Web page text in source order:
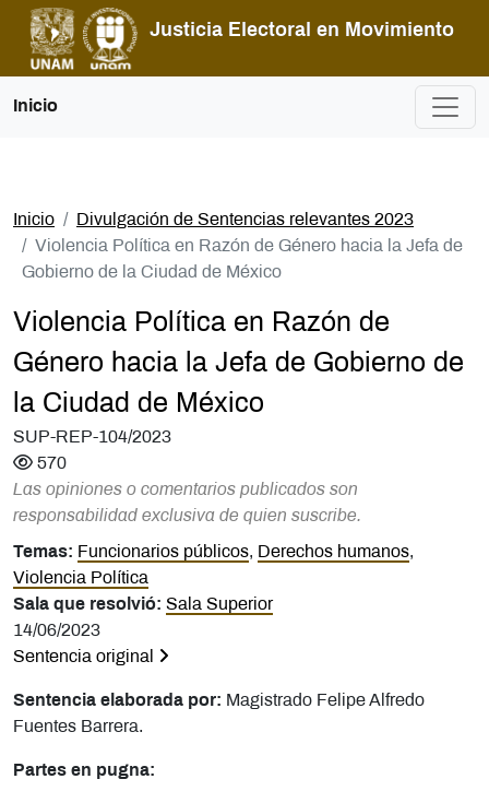
Justicia Electoral en Movimiento
Inicio
Inicio
Divulgación de Sentencias relevantes 2023
Violencia Política en Razón de Género hacia la Jefa de
Gobierno de la Ciudad de México
Violencia Política en Razón de
Género hacia la Jefa de Gobierno de
la Ciudad de México
SUP-REP-104/2023
570
Las opiniones o comentarios publicados son
responsabilidad exclusiva de quien suscribe.
Temas: Funcionarios públicos, Derechos humanos,
Violencia Política
Sala que resolvió: Sala Superior
14/06/2023
Sentencia original
Sentencia elaborada por: Magistrado Felipe Alfredo
Fuentes Barrera.
Partes en pugna: